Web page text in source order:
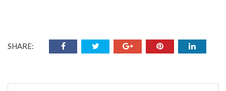
SHARE: